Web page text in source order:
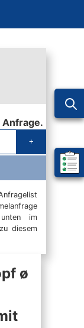
Mein
Anfrage.
+
im
diesem
ø